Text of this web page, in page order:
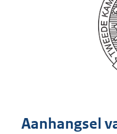
Aanhangsel